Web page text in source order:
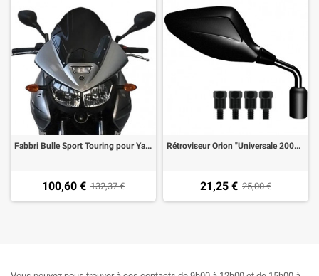
Fabbri Bulle Sport Touring pour Yamaha TDM 900
100,60 € 132,37 €
Rétroviseur Orion "Universale 2004" universel homologué Mat Noire Droite
21,25 € 25,00 €